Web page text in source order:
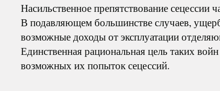
Насильственное препятствование сецессии
В подавляющем большинстве случаев,
возможные доходы от эксплуатации
Единственная рациональная цель таких
возможных их попыток сецессий.